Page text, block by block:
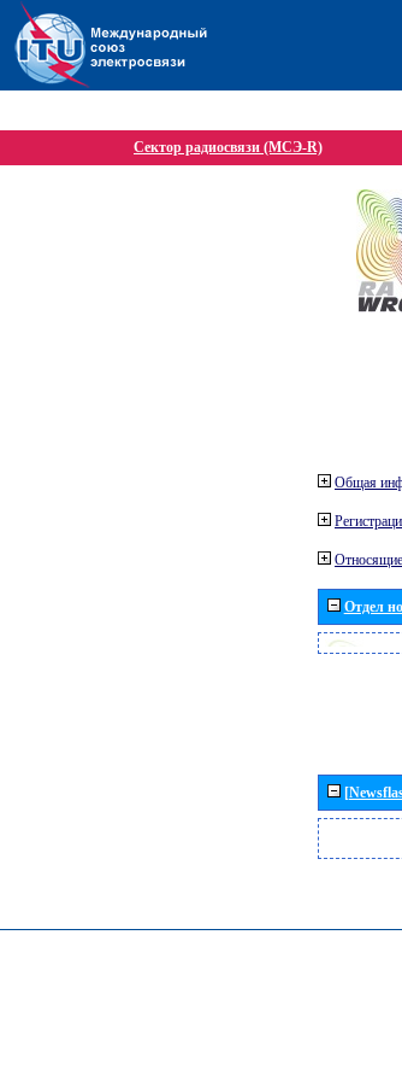
Сектор радиосвязи (МСЭ-R)
Общая
Отдел